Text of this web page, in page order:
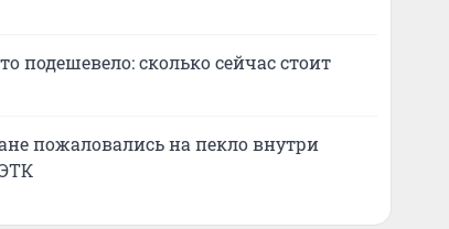
подешевело: сколько сейчас стоит
пожаловались на пекло внутри